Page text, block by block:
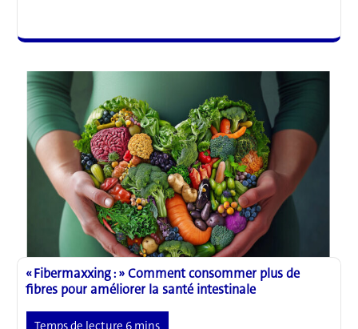
une
cachée
en
nutriments
dans
le
cerveau
qui
pourrait
favoriser
l’anxiété
« Fibermaxxing : » Comment consommer plus de
fibres pour améliorer la santé intestinale